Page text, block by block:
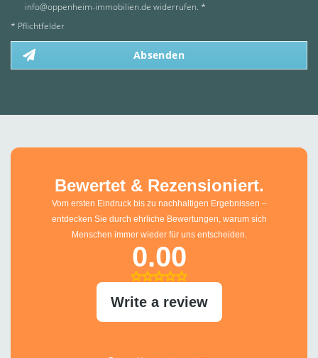
info@oppenheim-immobilien.de widerrufen. *
* Pflichtfelder
Absenden